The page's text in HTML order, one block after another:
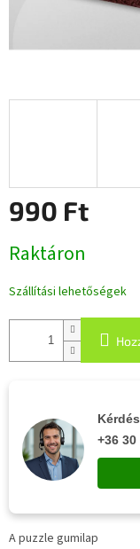
990 Ft
Raktáron
Szállítási lehetőségek
+36 30
A puzzle gumilap